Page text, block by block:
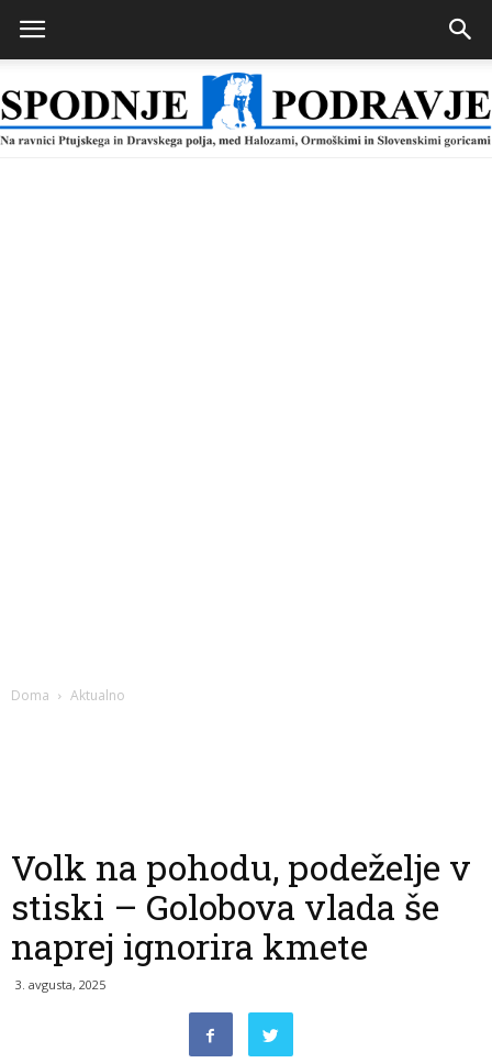
Doma Aktualno
Volk na pohodu, podeželje v
stiski – Golobova vlada še
naprej ignorira kmete
3. avgusta, 2025